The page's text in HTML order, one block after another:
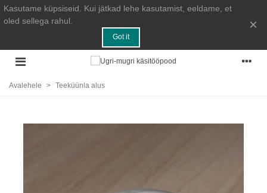
Kasutame küpsiseid. Kui jätkad lehe kasutamist, eeldame, et
oled sellega rahul.
Got it
×
Avalehele > Teeküünla alus